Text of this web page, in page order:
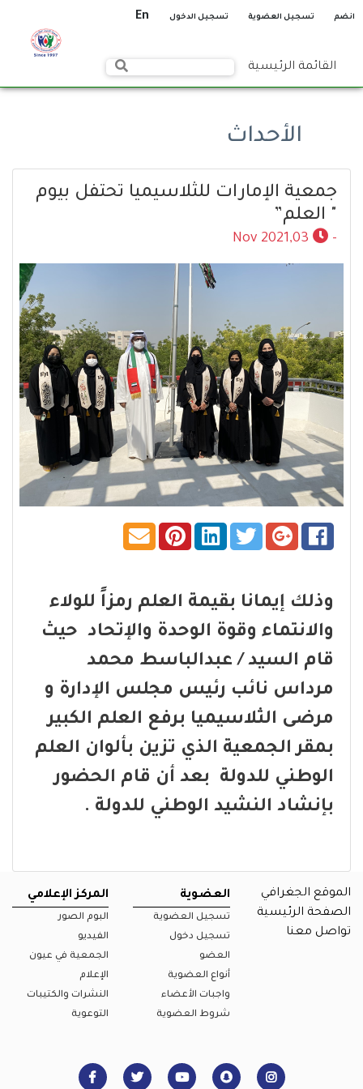
انضم تسجيل العضوية تسجيل الدخول En
القائمة الرئيسية
الأحداث
جمعية الإمارات للثلاسيميا تحتفل بيوم
" العلم”
-
03,Nov 2021
وذلك إيمانا بقيمة العلم رمزاً للولاء
والانتماء وقوة الوحدة والإتحاد حيث
قام السيد / عبدالباسط محمد
مرداس نائب رئيس مجلس الإدارة و
مرضى الثلاسيميا برفع العلم الكبير
بمقر الجمعية الذي تزين بألوان العلم
الوطني للدولة بعد أن قام الحضور
بإنشاد النشيد الوطني للدولة .
الموقع الجغرافي
الصفحة الرئيسية
تواصل معنا
العضوية
تسجيل العضوية
تسجيل دخول
العضو
أنواع العضوية
واجبات الأعضاء
شروط العضوية
المركز الإعلامي
البوم الصور
الفيديو
الجمعية في عيون
الإعلام
النشرات والكتيبات
التوعوية